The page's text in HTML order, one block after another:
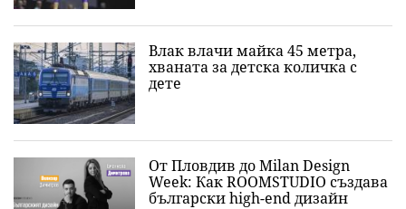
Влак влачи майка 45 метра,
хваната за детска количка с
дете
От Пловдив до Milan Design
Week: Как ROOMSTUDIO създава
български high-end дизайн